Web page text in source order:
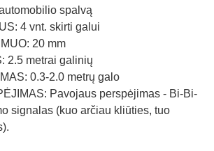
spalvą
4 vnt. skirti galui
20 mm
2.5 metrai galinių
0.3-2.0 metrų galo
Pavojaus perspėjimas - Bi-Bi-
signalas (kuo arčiau kliūties, tuo